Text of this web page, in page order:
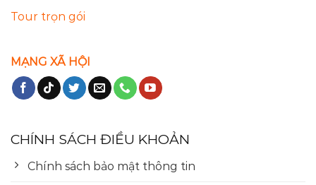
Tour trọn gói
MẠNG XÃ HỘI
CHÍNH SÁCH ĐIỀU KHOẢN
Chính sách bảo mật thông tin